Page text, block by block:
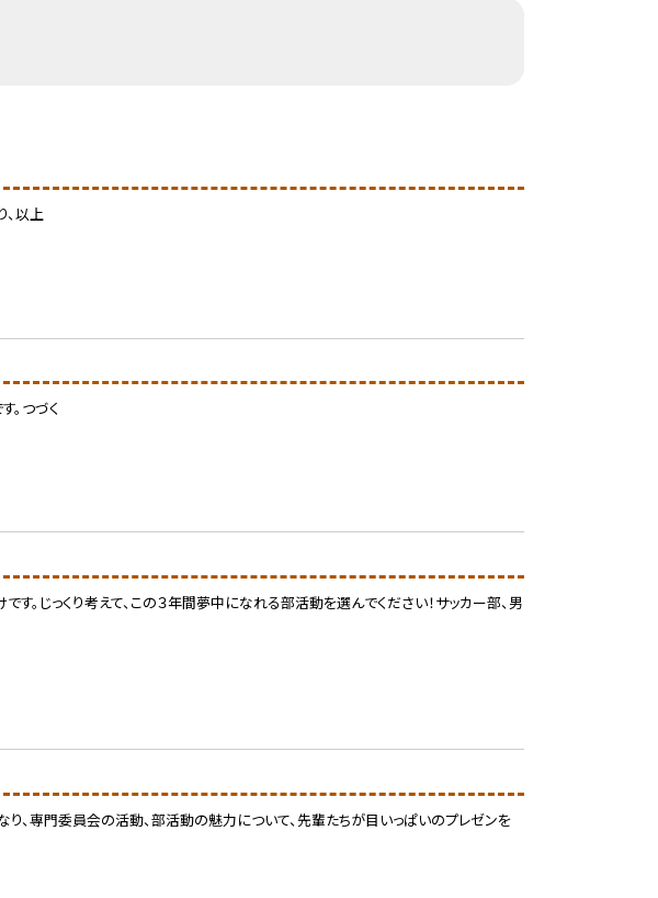
、以上
。つづく
じっくり考えて、この３年間夢中になれる部活動を選んでください！サッカー部、男
専門委員会の活動、部活動の魅力について、先輩たちが目いっぱいのプレゼンを